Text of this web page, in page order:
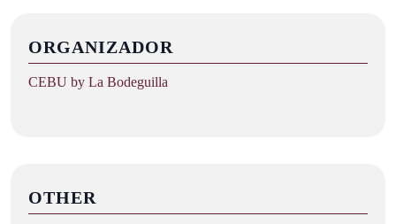
ORGANIZADOR
CEBU by La Bodeguilla
OTHER